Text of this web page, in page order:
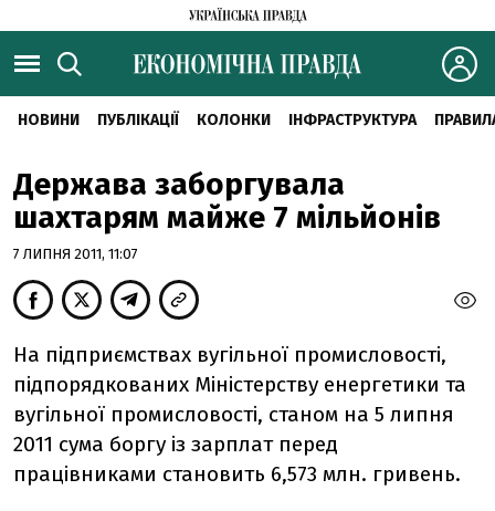
НОВИНИ ПУБЛІКАЦІЇ КОЛОНКИ ІНФРАСТРУКТУРА
Держава заборгувала
шахтарям майже 7 мільйонів
7 ЛИПНЯ 2011, 11:07
На підприємствах вугільної промисловості,
підпорядкованих Міністерству енергетики та
вугільної промисловості, станом на 5 липня
2011 сума боргу із зарплат перед
працівниками становить 6,573 млн. гривень.